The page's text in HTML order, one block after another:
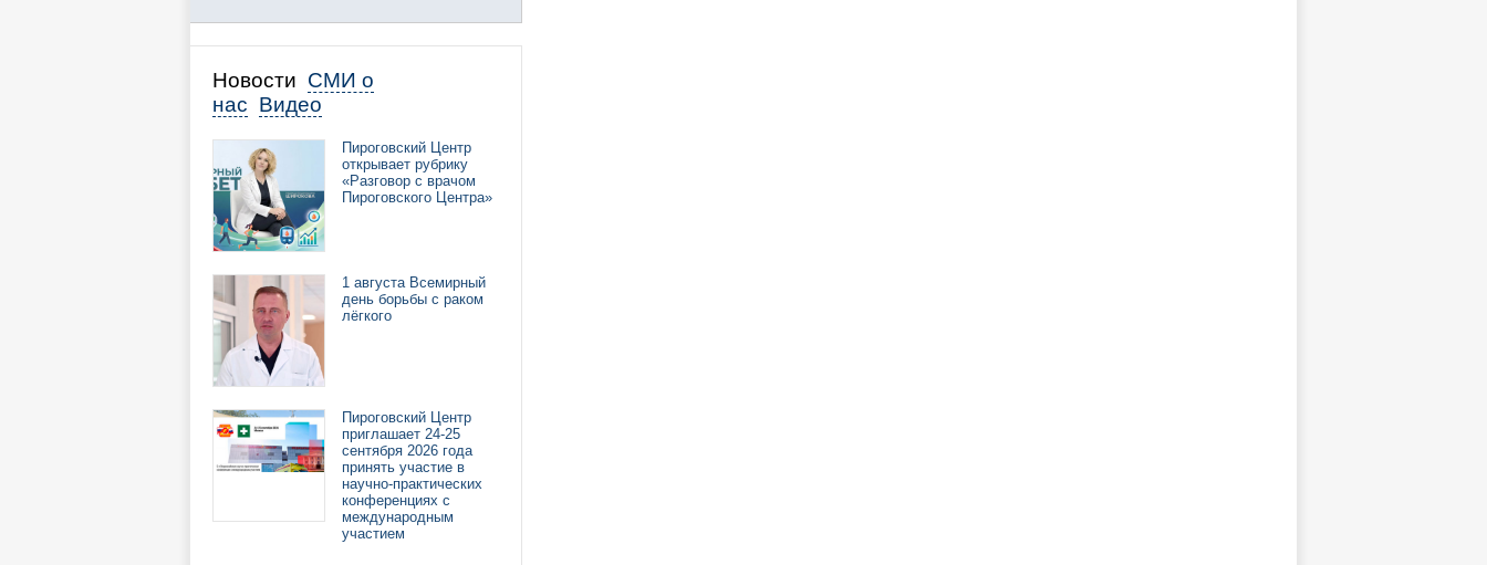
Новости СМИ о
нас Видео
Пироговский Центр
открывает рубрику
«Разговор с врачом
Пироговского Центра»
1 августа Всемирный
день борьбы с раком
лёгкого
Пироговский Центр
приглашает 24-25
сентября 2026 года
принять участие в
научно-практических
конференциях с
международным
участием